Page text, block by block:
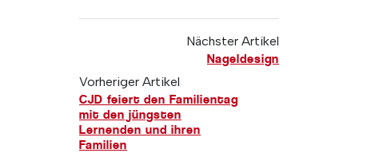
Nächster Artikel
Nageldesign
Vorheriger Artikel
CJD feiert den Familientag
mit den jüngsten
Lernenden und ihren
Familien